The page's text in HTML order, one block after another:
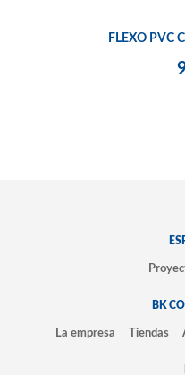
FLEXO PVC
BK
La empresa Tiendas